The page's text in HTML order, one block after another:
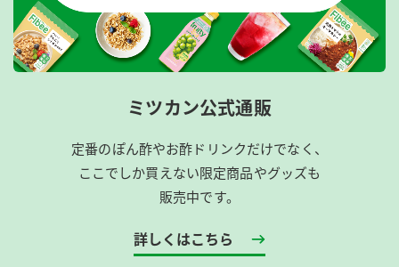
ミツカン公式通販
定番のぽん酢やお酢ドリンクだけでなく、
ここでしか買えない限定商品やグッズも
販売中です。
詳しくはこちら